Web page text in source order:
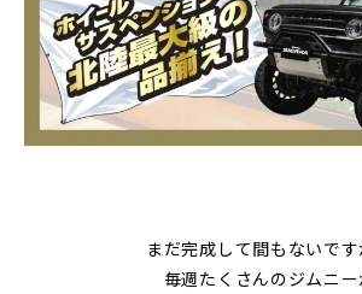
まだ完成して間もないです
毎週たくさんのジムニー